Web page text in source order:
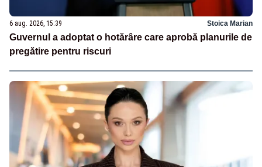
6 aug. 2026, 15:39 Stoica Marian
Guvernul a adoptat o hotărâre care aprobă planurile de
pregătire pentru riscuri